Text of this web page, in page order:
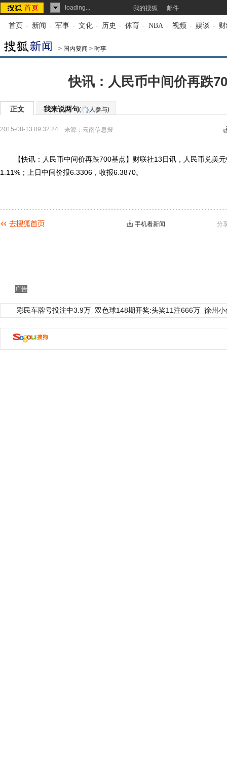
loading... 我的搜狐 邮件
首页 - 新闻 - 军事 - 文化 - 历史 - 体育 - NBA - 视频 - 娱谈 -
> 国内要闻 > 时事
快讯：人民币中间价再跌
正文 我来说两句( 人参与)
2015-08-13 09:32:24 来源： 云南信息报
【快讯：人民币中间价再跌700基点】财联社13日讯，人民币兑美元
1.11%；上日中间价报6.3306，收报6.3870。
分
手机看新闻
广告
彩民车牌号投注中3.9万 双色球148期开奖:头奖11注666万 徐州